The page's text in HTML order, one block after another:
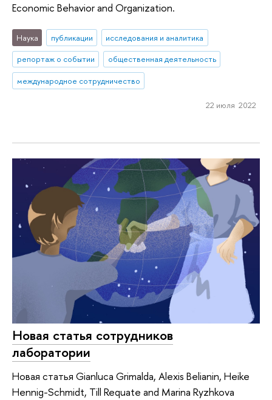
Economic Behavior and Organization.
Наука публикации
исследования и аналитика
репортаж о событии
общественная деятельность
международное сотрудничество
22 июля 2022
Новая статья сотрудников
лаборатории
Новая статья Gianluca Grimalda, Alexis Belianin, Heike
Hennig-Schmidt, Till Requate and Marina Ryzhkova